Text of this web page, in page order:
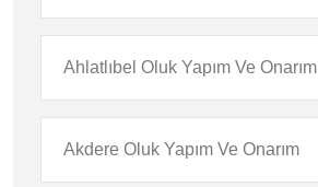
Ahlatlıbel Oluk Yapım Ve Onarım
Akdere Oluk Yapım Ve Onarım